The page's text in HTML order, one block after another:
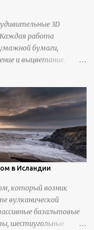
3D
работа
бумаги,
и выцветание.
чтобы точно
в Исландии
который возник
вулканической
базальтовые
шестиугольные